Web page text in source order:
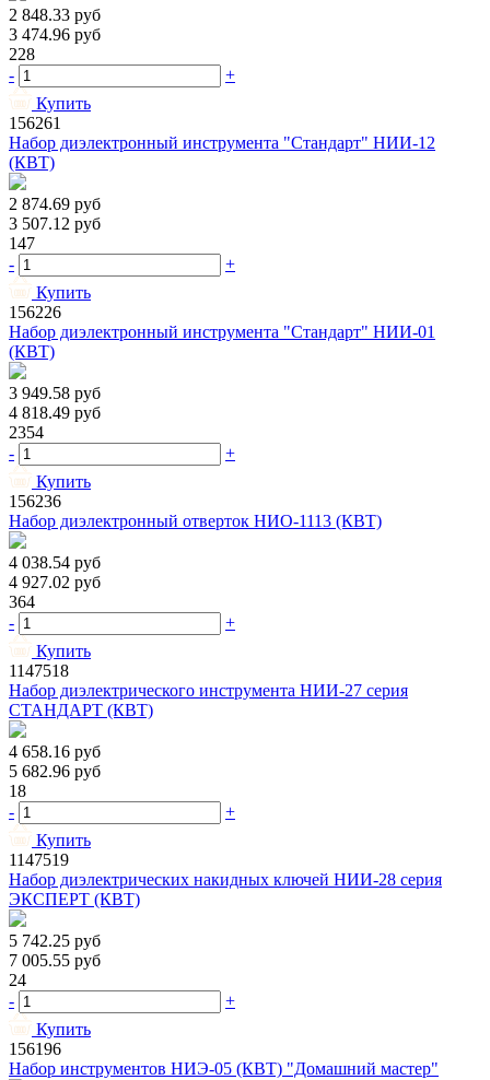
2 848.33 руб
3 474.96 руб
228
-
+
Купить
156261
Набор диэлектронный инструмента "Стандарт" НИИ-12
(КВТ)
2 874.69 руб
3 507.12 руб
147
-
+
Купить
156226
Набор диэлектронный инструмента "Стандарт" НИИ-01
(КВТ)
3 949.58 руб
4 818.49 руб
2354
-
+
Купить
156236
Набор диэлектронный отверток НИО-1113 (КВТ)
4 038.54 руб
4 927.02 руб
364
-
+
Купить
1147518
Набор диэлектрического инструмента НИИ-27 серия
СТАНДАРТ (КВТ)
4 658.16 руб
5 682.96 руб
18
-
+
Купить
1147519
Набор диэлектрических накидных ключей НИИ-28 серия
ЭКСПЕРТ (КВТ)
5 742.25 руб
7 005.55 руб
24
-
+
Купить
156196
Набор инструментов НИЭ-05 (КВТ) "Домашний мастер"